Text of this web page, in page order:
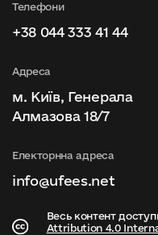
Весь контент
Attribution 4.0
Телефони
+38 044 333 41 44
Адреса
м. Київ, Генерала
Алмазова 18/7
Електорнна адреса
info@ufees.net